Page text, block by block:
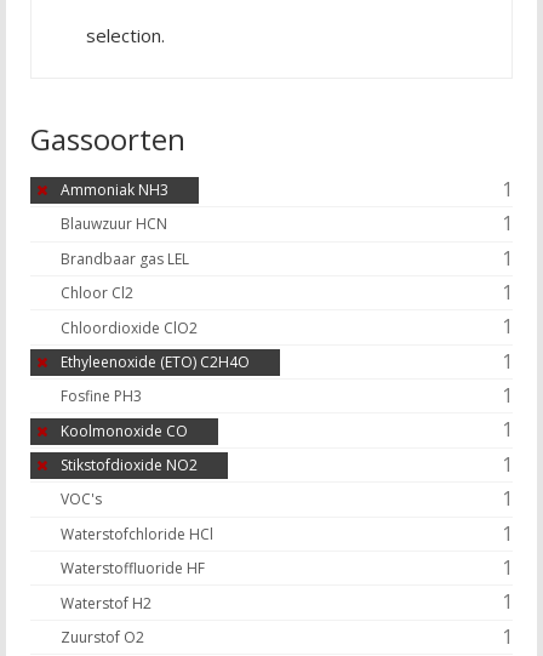
selection.
Gassoorten
Ammoniak NH3 1
Blauwzuur HCN 1
Brandbaar gas LEL 1
Chloor Cl2 1
Chloordioxide ClO2 1
Ethyleenoxide (ETO) C2H4O 1
Fosfine PH3 1
Koolmonoxide CO 1
Stikstofdioxide NO2 1
VOC's 1
Waterstofchloride HCl 1
Waterstoffluoride HF 1
Waterstof H2 1
Zuurstof O2 1